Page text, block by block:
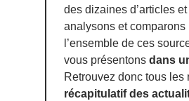
des dizaines d’articles
analysons et comparons
l’ensemble de ces
vous présentons dans
Retrouvez donc tous les
récapitulatif des